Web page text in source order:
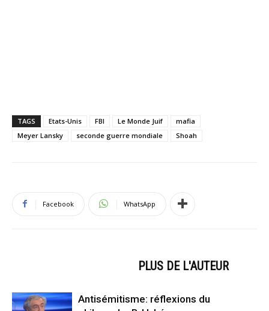
TAGS Etats-Unis FBI Le Monde Juif
mafia
Meyer Lansky
seconde guerre mondiale Shoah
Facebook WhatsApp
PLUS DE L'AUTEUR
Antisémitisme: réflexions du